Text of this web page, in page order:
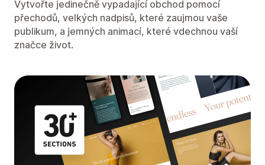
Vytvořte jedinečně vypadající obchod pomocí
přechodů, velkých nadpisů, které zaujmou vaše
publikum, a jemných animací, které vdechnou vaší
značce život.